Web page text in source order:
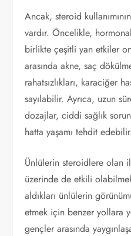
Ancak, steroid
vardır. Öncelikle,
birlikte çeşitli yan etkiler
arasında akne, saç
rahatsızlıkları, karaciğer
sayılabilir. Ayrıca, uzun
dozajlar, ciddi sağlık
hatta yaşamı tehdit
Ünlülerin steroidlere olan
üzerinde de etkili
aldıkları ünlülerin
etmek için benzer yollara
gençler arasında